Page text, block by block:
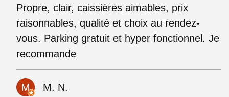
Propre, clair, caissières aimables, prix
raisonnables, qualité et choix au rendez-
vous. Parking gratuit et hyper fonctionnel. Je
recommande
M. N.